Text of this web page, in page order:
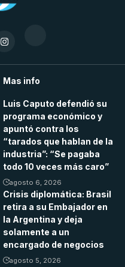
Mas info
Luis Caputo defendió su
programa económico y
apuntó contra los
“tarados que hablan de la
industria”: “Se pagaba
todo 10 veces más caro”
agosto 6, 2026
Crisis diplomática: Brasil
retira a su Embajador en
la Argentina y deja
solamente a un
encargado de negocios
agosto 5, 2026